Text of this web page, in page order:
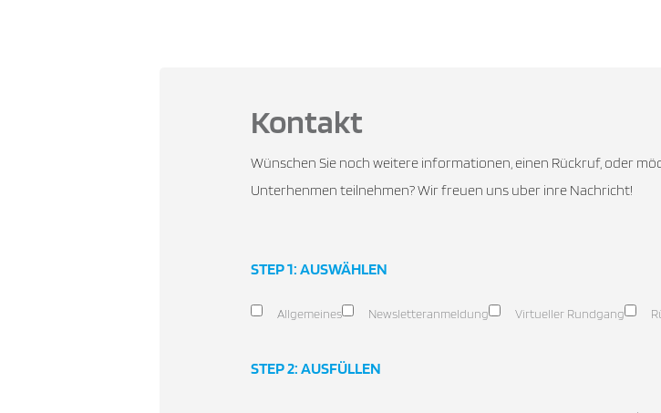
Kontakt
Wünschen Sie noch weitere informationen, einen Rückruf, oder
Unterhenmen teilnehmen? Wir freuen uns uber inre Nachricht!
STEP 1: AUSWÄHLEN
TypeAllgemeines Newsletteranmeldung Virtueller Rundgang
STEP 2: AUSFÜLLEN